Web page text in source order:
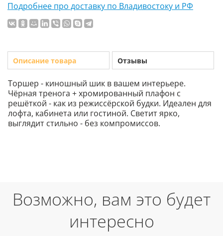
Подробнее про доставку по Владивостоку и РФ
Описание товара Отзывы
Торшер - киношный шик в вашем интерьере.
Чёрная тренога + хромированный плафон с
решёткой - как из режиссёрской будки. Идеален для
лофта, кабинета или гостиной. Светит ярко,
выглядит стильно - без компромиссов.
Возможно, вам это будет
интересно